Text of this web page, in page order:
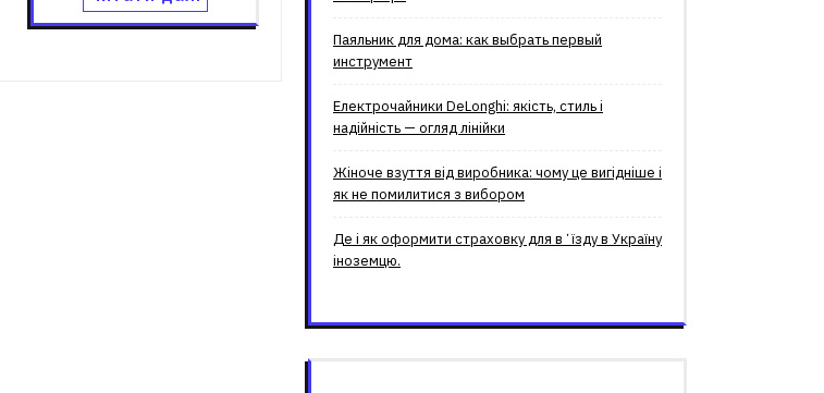
Паяльник для дома: как выбрать первый
инструмент
Електрочайники DeLonghi: якість, стиль і
надійність — огляд лінійки
Жіноче взуття від виробника: чому це вигідніше і
як не помилитися з вибором
Де і як оформити страховку для вʼїзду в Україну
іноземцю.